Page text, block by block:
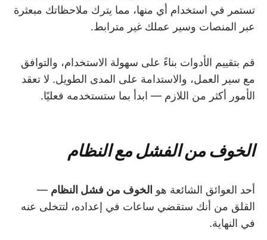
تستمر في استخدام أي منها، مما يترك ملاحظاتك مبعثرة
عبر المنصات وسير عملك غير مترابط.
قم بتقييم الأدوات بناءً على سهولة الاستخدام، والتوافق
مع سير العمل، والاستدامة على المدى الطويل. لا تعقد
الأمور أكثر من اللازم — ابدأ بما ستستخدمه فعليًا.
الخوف من الفشل مع النظام
أحد العوائق الشائعة هو الخوف من فشل النظام —
القلق من أنك ستقضي ساعات في إعداده، لتتخلى عنه
في النهاية.